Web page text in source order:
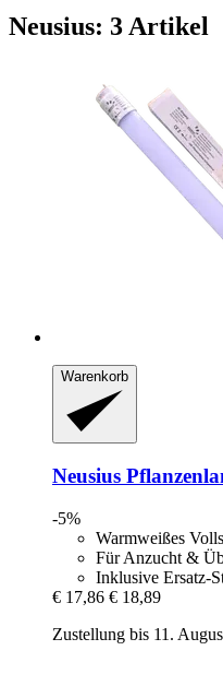
Neusius: 3 Artikel
Warenkorb
Neusius
-5%
Warmweißes
Für Anzucht &
Inklusive Ersatz-
€ 17,86 € 18,89
Zustellung bis 11.